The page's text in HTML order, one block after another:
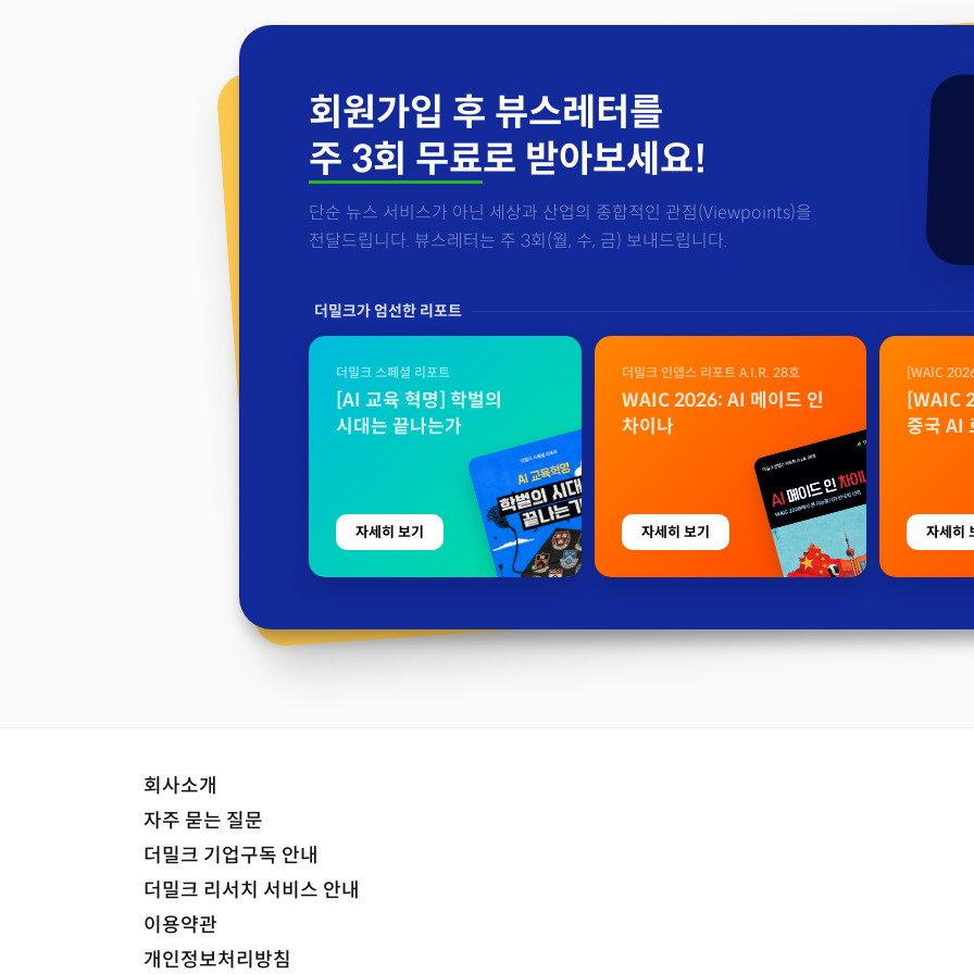
회원가입 후 뷰스레터를
주 3회 무료로 받아보세요!
단순 뉴스 서비스가 아닌 세상과 산업의 종합적인 관점(Viewpoints)을
전달드립니다. 뷰스레터는 주 3회(월, 수, 금) 보내드립니다.
더밀크가 엄선한 리포트
더밀크 스페셜 리포트
[AI 교육 혁명] 학벌의
시대는 끝나는가
자세히 보기
더밀크 인뎁스 리포트 A.I.R. 28호
WAIC 2026: AI 메이드 인
차이나
자세히 보기
[WAIC
자료
[WAIC
중국 AI
자세히
회사소개
자주 묻는 질문
더밀크 기업구독 안내
더밀크 리서치 서비스 안내
이용약관
개인정보처리방침